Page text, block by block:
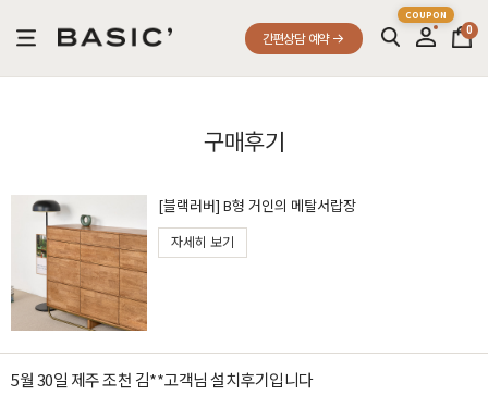
간편상담 예약
0
구매후기
[블랙러버] B형 거인의 메탈서랍장
자세히 보기
5월 30일 제주 조천 김**고객님 설치후기입니다